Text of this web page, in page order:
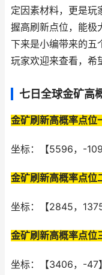
定因素材料，更是玩
握高刷新点位，能极
下来是小编带来的五
玩家欢迎来查看，希
七日全球金矿高
金矿刷新高概率点位
坐标：【5596，-
金矿刷新高概率点位
坐标：【2845，
金矿刷新高概率点位
坐标：【3406，-47